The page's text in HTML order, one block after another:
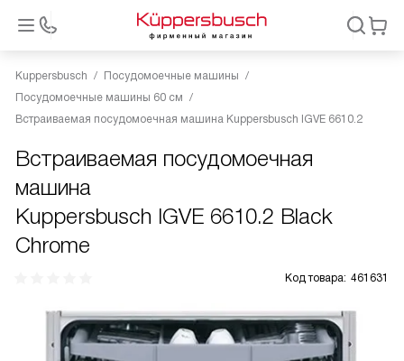
Kuppersbusch
Посудомоечные машины
Посудомоечные машины 60 см
Встраиваемая посудомоечная машина Kuppersbusch IGVE 6610.2
Встраиваемая посудомоечная
машина
Kuppersbusch IGVE 6610.2 Black
Chrome
Код товара: 461631